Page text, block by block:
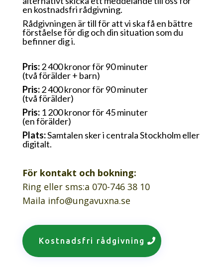
en kostnadsfri rådgivning.
Rådgivningen är till för att vi ska få en bättre
förståelse för dig och din situation som du
befinner dig i.
Pris:2 400 kronor för 90 minuter
(två förälder + barn)
Pris:2 400 kronor för 90 minuter
(två förälder)
Pris:1 200 kronor för 45 minuter
(en förälder)
Plats:Samtalen sker i centrala Stockholm eller
digitalt.
För kontakt och bokning:
Ring eller sms:a 070-746 38 10
Maila info@ungavuxna.se
Kostnadsfri rådgivning